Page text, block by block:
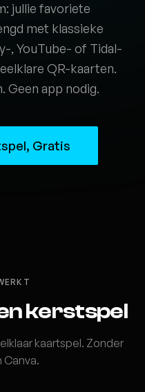
jullie favoriete
met klassieke
, YouTube- of Tidal-
QR-kaarten.
Geen app nodig.
Gratis
kerstspel
kaartspel. Zonder
Canva.